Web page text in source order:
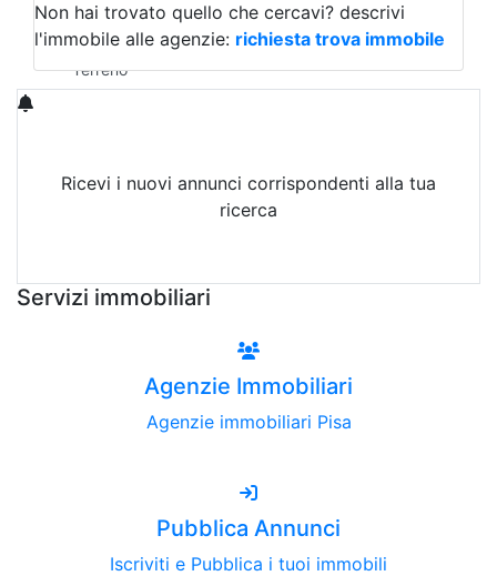
Qualsiasi
Terreno edificabile
Terreno
Non hai trovato quello che cercavi? descrivi
l'immobile alle agenzie: richiesta trova immobile
Ricevi i nuovi annunci corrispondenti alla tua
ricerca
Servizi immobiliari
Agenzie Immobiliari
Agenzie immobiliari Pisa
Pubblica Annunci
Iscriviti e Pubblica i tuoi immobili